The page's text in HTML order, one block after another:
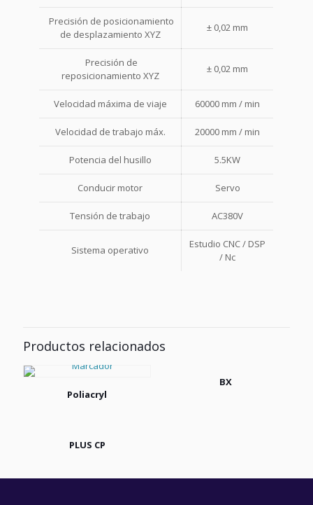
Precisión de posicionamiento
de desplazamiento XYZ
± 0,02 mm
Precisión de
reposicionamiento XYZ
± 0,02 mm
Velocidad máxima de viaje 60000 mm / min
Velocidad de trabajo máx. 20000 mm / min
Potencia del husillo 5.5KW
Conducir motor Servo
Tensión de trabajo AC380V
Sistema operativo
Estudio CNC / DSP
/ Nc
Productos relacionados
Poliacryl
BX
PLUS CP